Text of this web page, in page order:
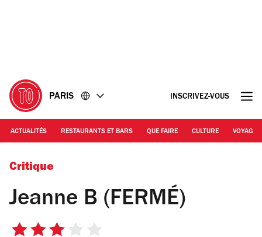
PARIS INSCRIVEZ-VOUS
ACTUALITÉS RESTAURANTS ET BARS QUE FAIRE CULTURE VOYAGE
Jeanne B ©ZT
Critique
Jeanne B (FERMÉ)
3